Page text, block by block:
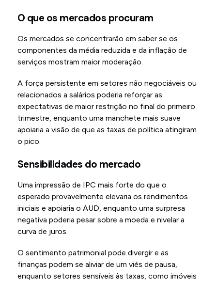
O que os mercados procuram
Os mercados se concentrarão em saber se os
componentes da média reduzida e da inflação de
serviços mostram maior moderação.
A força persistente em setores não negociáveis ou
relacionados a salários poderia reforçar as
expectativas de maior restrição no final do primeiro
trimestre, enquanto uma manchete mais suave
apoiaria a visão de que as taxas de política atingiram
o pico.
Sensibilidades do mercado
Uma impressão de IPC mais forte do que o
esperado provavelmente elevaria os rendimentos
iniciais e apoiaria o AUD, enquanto uma surpresa
negativa poderia pesar sobre a moeda e nivelar a
curva de juros.
O sentimento patrimonial pode divergir e as
finanças podem se aliviar de um viés de pausa,
enquanto setores sensíveis às taxas, como imóveis